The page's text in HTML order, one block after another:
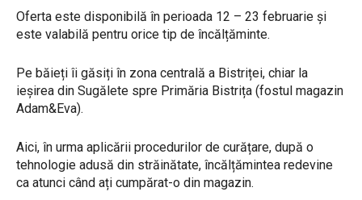
Oferta este disponibilă în perioada 12 – 23 februarie și
este valabilă pentru orice tip de încălțăminte.
Pe băieți îi găsiți în zona centrală a Bistriței, chiar la
ieșirea din Sugălete spre Primăria Bistrița (fostul magazin
Adam&Eva).
Aici, în urma aplicării procedurilor de curățare, după o
tehnologie adusă din străinătate, încălțămintea redevine
ca atunci când ați cumpărat-o din magazin.